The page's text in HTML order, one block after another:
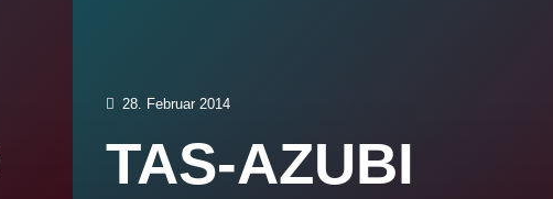
28. Februar 2014
TAS-AZUBI